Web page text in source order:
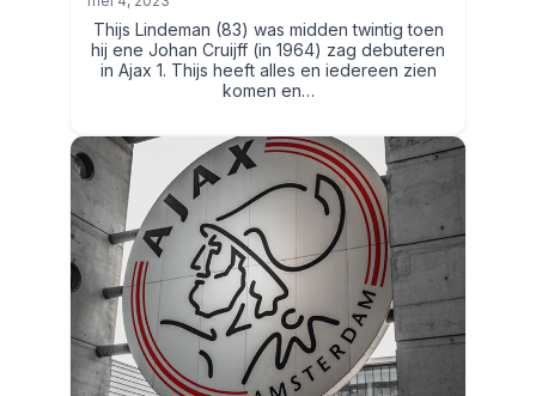
Thijs Lindeman (83) was midden twintig toen
hij ene Johan Cruijff (in 1964) zag debuteren
in Ajax 1. Thijs heeft alles en iedereen zien
komen en…